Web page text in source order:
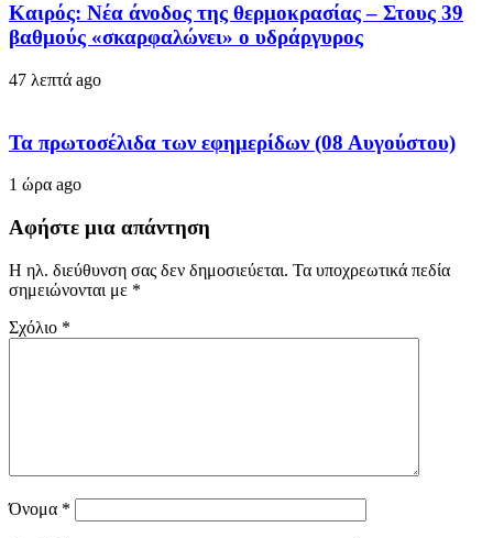
Καιρός: Νέα άνοδος της θερμοκρασίας – Στους 39
βαθμούς «σκαρφαλώνει» ο υδράργυρος
47 λεπτά ago
Τα πρωτοσέλιδα των εφημερίδων (08 Αυγούστου)
1 ώρα ago
Αφήστε μια απάντηση
Η ηλ. διεύθυνση σας δεν δημοσιεύεται. Τα υποχρεωτικά πεδία
σημειώνονται με *
Σχόλιο *
Όνομα *